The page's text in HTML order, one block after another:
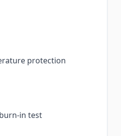
protection
in test